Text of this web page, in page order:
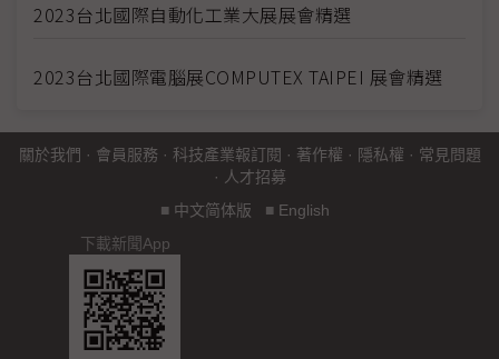
2023台北國際自動化工業大展展會精選
2023台北國際電腦展COMPUTEX TAIPEI 展會精選
關於我們 · 會員服務 · 科技產業報訂閱 · 著作權 · 隱私權 · 常見問題
· 人才招募
■ 中文简体版 ■ English
下載新聞App